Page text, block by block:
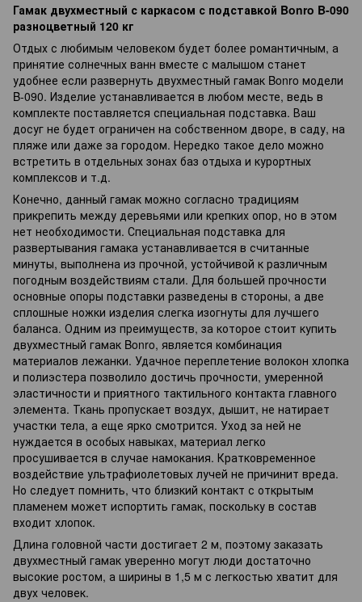
Гамак двухместный с каркасом с подставкой Bonro B-090
разноцветный 120 кг
Отдых с любимым человеком будет более романтичным, а
принятие солнечных ванн вместе с малышом станет
удобнее если развернуть двухместный гамак Bonro модели
B-090. Изделие устанавливается в любом месте, ведь в
комплекте поставляется специальная подставка. Ваш
досуг не будет ограничен на собственном дворе, в саду, на
пляже или даже за городом. Нередко такое дело можно
встретить в отдельных зонах баз отдыха и курортных
комплексов и т.д.
Конечно, данный гамак можно согласно традициям
прикрепить между деревьями или крепких опор, но в этом
нет необходимости. Специальная подставка для
развертывания гамака устанавливается в считанные
минуты, выполнена из прочной, устойчивой к различным
погодным воздействиям стали. Для большей прочности
основные опоры подставки разведены в стороны, а две
сплошные ножки изделия слегка изогнуты для лучшего
баланса. Одним из преимуществ, за которое стоит купить
двухместный гамак Bonro, является комбинация
материалов лежанки. Удачное переплетение волокон хлопка
и полиэстера позволило достичь прочности, умеренной
эластичности и приятного тактильного контакта главного
элемента. Ткань пропускает воздух, дышит, не натирает
участки тела, а еще ярко смотрится. Уход за ней не
нуждается в особых навыках, материал легко
просушивается в случае намокания. Кратковременное
воздействие ультрафиолетовых лучей не причинит вреда.
Но следует помнить, что близкий контакт с открытым
пламенем может испортить гамак, поскольку в состав
входит хлопок.
Длина головной части достигает 2 м, поэтому заказать
двухместный гамак уверенно могут люди достаточно
высокие ростом, а ширины в 1,5 м с легкостью хватит для
двух человек.